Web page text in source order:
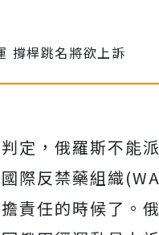
定，俄羅斯不能
際反禁藥組織
責任的時候了。